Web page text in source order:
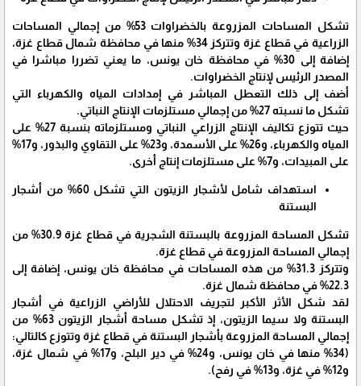
تشكل المساحات المزروعة بالخضراوات 53% من إجمالي المساحات
الزراعية في قطاع غزة وتتركز 34% منها في محافظة شمال قطاع غزة،
إضافة إلى 30% في محافظة خان يونس، ما يعني تضررا مباشرا في
المصدر الرئيس لإنتاج الخضراوات.
أضف إلى ذلك التعطل المباشر في إمدادات المياه والكهرباء التي
تشكل ما نسبته 27% من إجمالي مستلزمات الإنتاج النباتي.
حيث تتوزع تكاليف الإنتاج الزراعي النباتي ومستلزماته بنسبة 27% على
المياه والكهرباء، و26% على الأسمدة، و23% على التقاوي والبذور، و17%
على المبيدات، و7% على مستلزمات إنتاج أخرى.
استهداف شامل لأشجار الزيتون التي تشكل 60% من أشجار
البستنة
تشكل المساحة المزروعة بالبستنة الشجرية في قطاع غزة 30.9% من
إجمالي المساحة المزروعة في قطاع غزة.
وتتركز 31.3% من هذه المساحات في محافظة خان يونس، إضافة إلى
22.3% في محافظة شمال غزة.
لقد شكل الأثر الأكبر لتجريف الاحتلال للأراضي الزراعية في أشجار
البستنة ولا سيما الزيتون، إذ تشكل مساحة أشجار الزيتون 63% من
إجمالي المساحة المزروعة بأشجار البستنة في قطاع غزة وتتوزع كالتالي:
(34% منها في خان يونس، و24% في دير البلح، و17% في شمال غزة،
و12% في غزة، و13% في رفح).